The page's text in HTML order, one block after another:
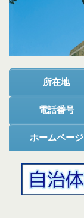
所在地
電話番号
ホームページ